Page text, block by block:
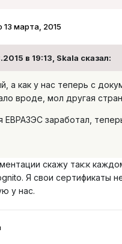
13 марта, 2015
в 19:13, Skala сказал:
а как у нас теперь с
вроде, мол другая
ЕВРАЗЭС заработал,
скажу так:к
Я свои сертификаты
у нас.